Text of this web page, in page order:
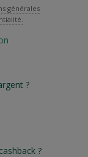
générales
?
?